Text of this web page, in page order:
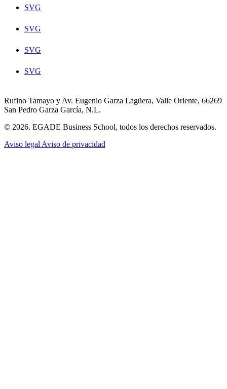
SVG
SVG
SVG
SVG
Rufino Tamayo y Av. Eugenio Garza Lagüera, Valle Oriente, 66269
San Pedro Garza García, N.L.
© 2026. EGADE Business School, todos los derechos reservados.
Aviso legal Aviso de privacidad